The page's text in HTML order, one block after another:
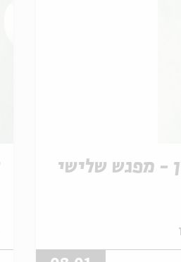
- מפגש שלישי